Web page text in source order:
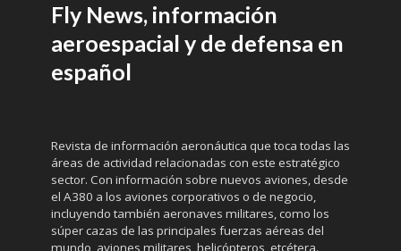
Fly News, información
aeroespacial y de defensa en
español
Revista de información aeronáutica que toca todas las
áreas de actividad relacionadas con este estratégico
sector. Con información sobre nuevos aviones, desde
el A380 a los aviones corporativos o de negocio,
incluyendo también aeronaves militares, como los
súper cazas de las principales fuerzas aéreas del
mundo, aviones militares, helicópteros, etcétera.